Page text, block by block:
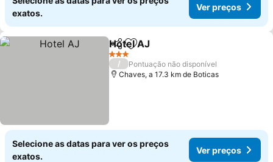
exatos.
Ver preços
PartilharAdicionar aos favoritos
Hotel AJ
3 Estrelas
/
Pontuação não disponível
Chaves, a 17.3 km de Boticas
Selecione as datas para ver os preços
exatos.
Ver preços